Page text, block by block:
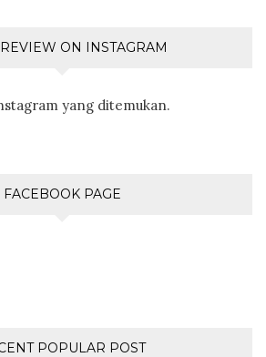
ON INSTAGRAM
yang ditemukan.
FACEBOOK PAGE
POPULAR POST